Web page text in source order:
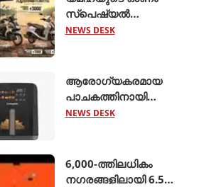
സ്പെഷ്യൽ
ഓഫറുകൾ
ഹൈബ്രിഡ്
സ്കൂട്ടറുകൾ
എന്നിവയ്ക്ക്
ആനുകൂല്യങ്ങളു
NEWS DESK
ആരോഗ്യകരമായ
പാചകത്തിനായി
'അമിയോ എഡ്ജ് 5
ക്രോംപ്റ്റൺ
NEWS DESK
6,000-ത്തിലധികം
നഗരങ്ങളിലായി 6.5